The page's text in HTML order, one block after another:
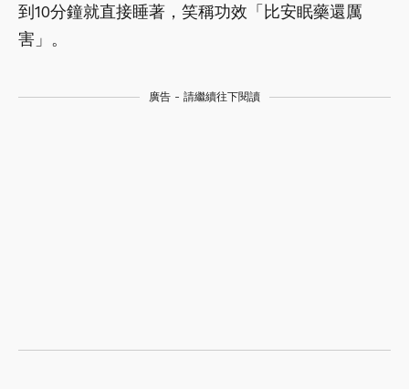
到10分鐘就直接睡著，笑稱功效「比安眠藥還厲
害」。
廣告 - 請繼續往下閱讀